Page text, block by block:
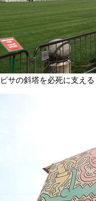
ピサの斜塔を必死に支え